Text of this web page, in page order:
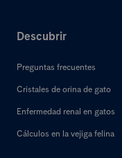
Recursos de PrettyLitter
Descubrir
Preguntas frecuentes
Cristales de orina de gato
Enfermedad renal en gatos
Cálculos en la vejiga felina